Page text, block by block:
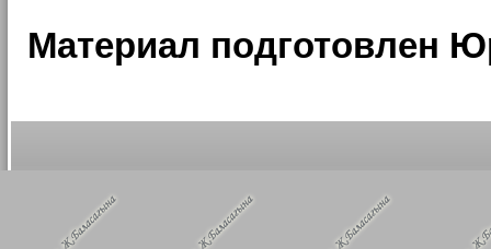
Материал подготовлен